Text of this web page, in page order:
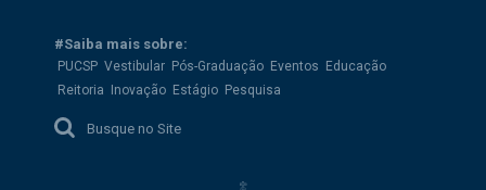
#Saiba mais sobre:
PUCSP Vestibular Pós-Graduação Eventos Educação
Reitoria Inovação Estágio Pesquisa
Busque no Site